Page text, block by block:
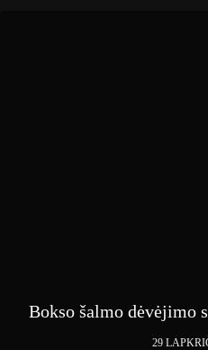
Bokso šalmo dėvėjimo
29